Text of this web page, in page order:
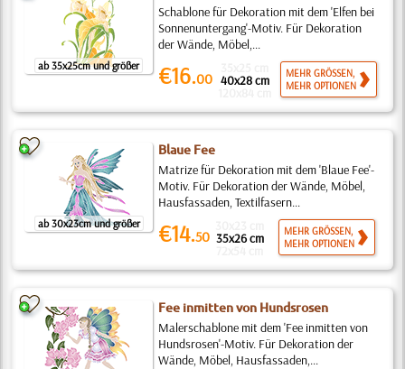
ab 35x25cm und größer
Schablone für Dekoration mit dem 'Elfen bei
Sonnenuntergang'-Motiv. Für Dekoration
der Wände, Möbel,...
€16.00 40x28 cm
MEHR GRÖSSEN,
MEHR OPTIONEN
ab 30x23cm und größer
Blaue Fee
Matrize für Dekoration mit dem 'Blaue Fee'-
Motiv. Für Dekoration der Wände, Möbel,
Hausfassaden, Textilfasern...
€14.50 35x26 cm
MEHR GRÖSSEN,
MEHR OPTIONEN
Fee inmitten von Hundsrosen
Malerschablone mit dem 'Fee inmitten von
Hundsrosen'-Motiv. Für Dekoration der
Wände, Möbel, Hausfassaden,...